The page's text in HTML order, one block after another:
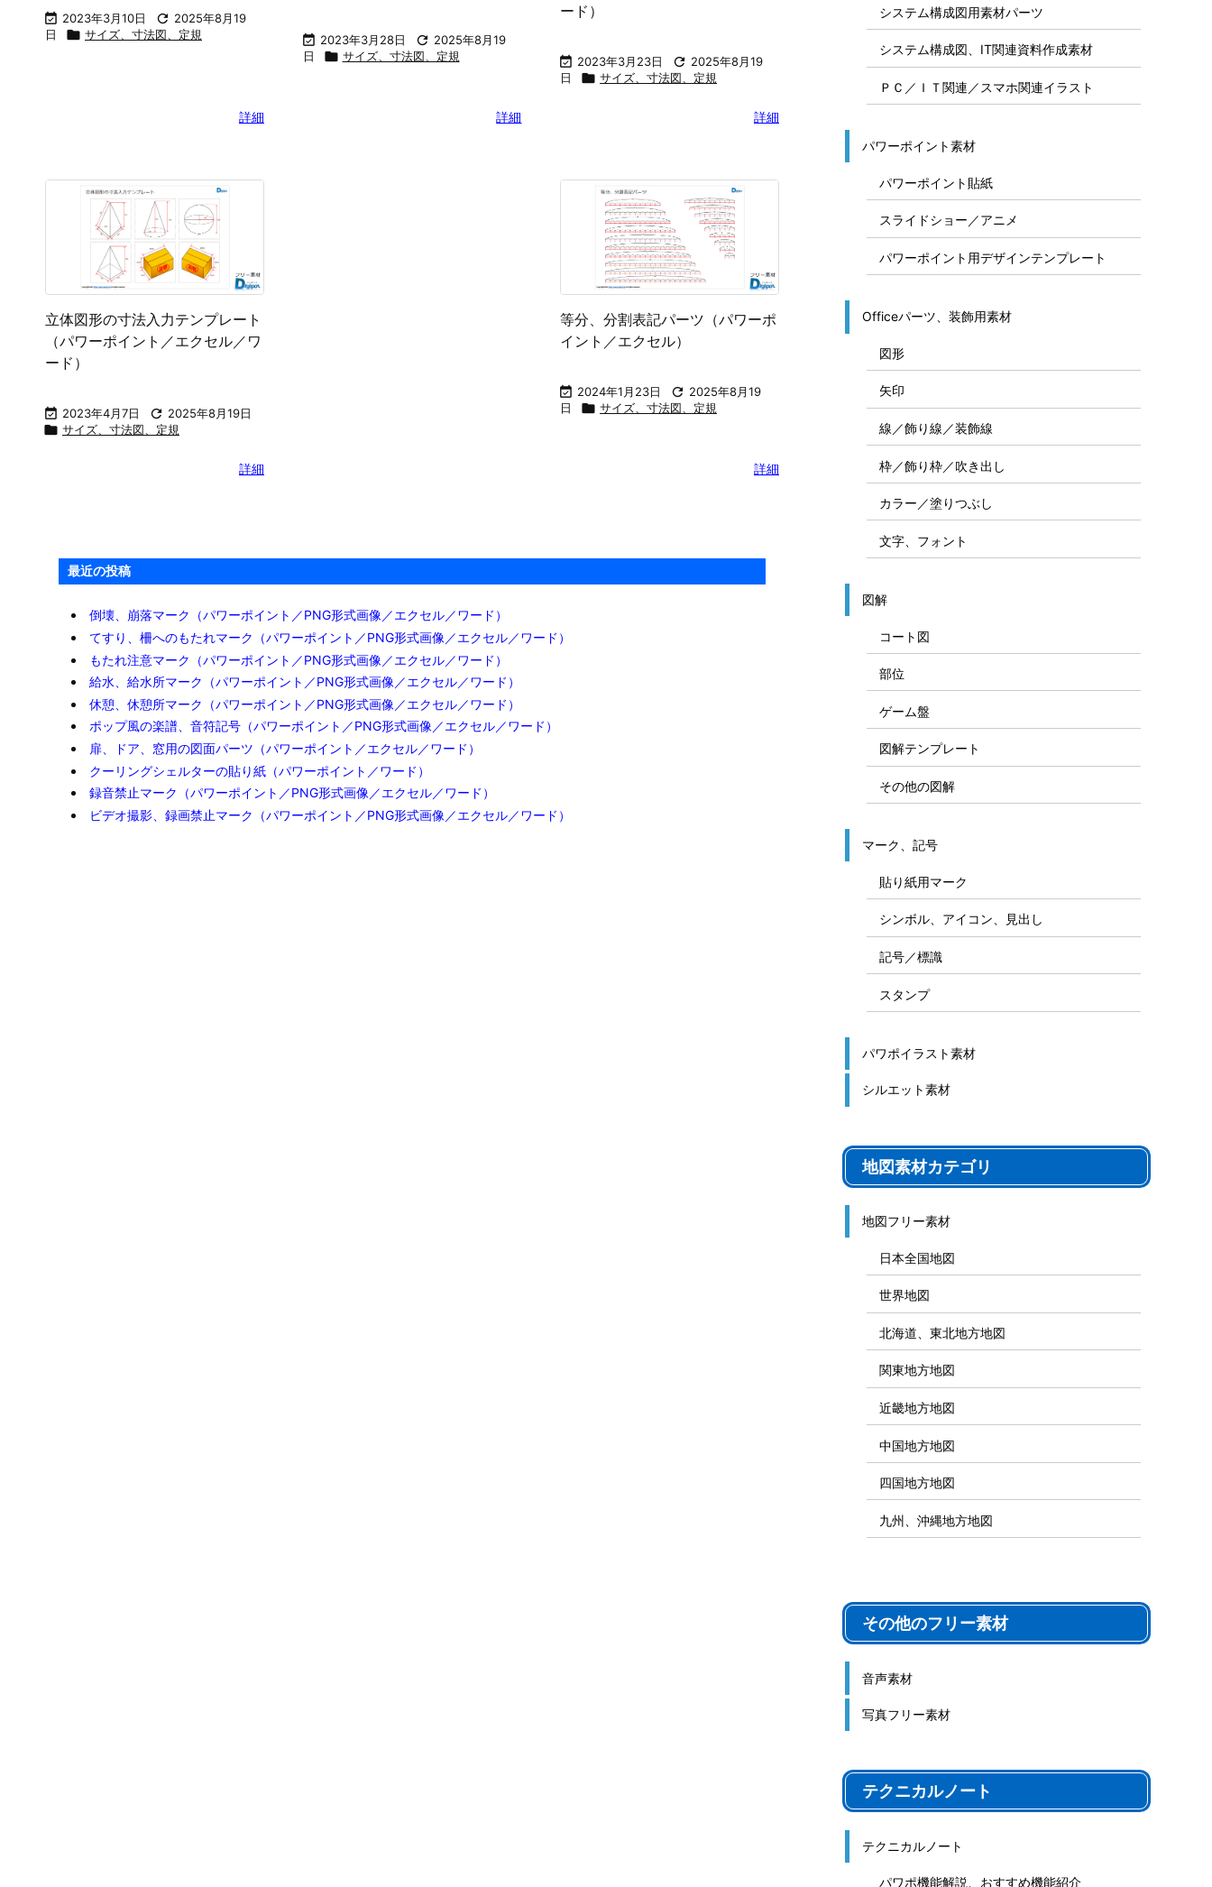
 2023年3月10日  2025年8月19
日
 サイズ、寸法図、定規
詳細
 2023年3月28日  2025年8月19
日
 サイズ、寸法図、定規
詳細
ード）
 2023年3月23日  2025年8月19
日
 サイズ、寸法図、定規
詳細
立体図形の寸法入力テンプレート
（パワーポイント／エクセル／ワ
ード）
 2023年4月7日  2025年8月19日
 サイズ、寸法図、定規
詳細
等分、分割表記パーツ（パワーポ
イント／エクセル）
 2024年1月23日  2025年8月19
日
 サイズ、寸法図、定規
詳細
最近の投稿
倒壊、崩落マーク（パワーポイント／PNG形式画像／エクセル／ワード）
てすり、柵へのもたれマーク（パワーポイント／PNG形式画像／エクセル／ワード）
もたれ注意マーク（パワーポイント／PNG形式画像／エクセル／ワード）
給水、給水所マーク（パワーポイント／PNG形式画像／エクセル／ワード）
休憩、休憩所マーク（パワーポイント／PNG形式画像／エクセル／ワード）
ポップ風の楽譜、音符記号（パワーポイント／PNG形式画像／エクセル／ワード）
扉、ドア、窓用の図面パーツ（パワーポイント／エクセル／ワード）
クーリングシェルターの貼り紙（パワーポイント／ワード）
録音禁止マーク（パワーポイント／PNG形式画像／エクセル／ワード）
ビデオ撮影、録画禁止マーク（パワーポイント／PNG形式画像／エクセル／ワード）
システム構成図用素材パーツ
システム構成図、IT関連資料作成素材
ＰＣ／ＩＴ関連／スマホ関連イラスト
パワーポイント素材
パワーポイント貼紙
スライドショー／アニメ
パワーポイント用デザインテンプレート
Officeパーツ、装飾用素材
図形
矢印
線／飾り線／装飾線
枠／飾り枠／吹き出し
カラー／塗りつぶし
文字、フォント
図解
コート図
部位
ゲーム盤
図解テンプレート
その他の図解
マーク、記号
貼り紙用マーク
シンボル、アイコン、見出し
記号／標識
スタンプ
パワポイラスト素材
シルエット素材
地図素材カテゴリ
地図フリー素材
日本全国地図
世界地図
北海道、東北地方地図
関東地方地図
近畿地方地図
中国地方地図
四国地方地図
九州、沖縄地方地図
その他のフリー素材
音声素材
写真フリー素材
テクニカルノート
テクニカルノート
パワポ機能解説、おすすめ機能紹介